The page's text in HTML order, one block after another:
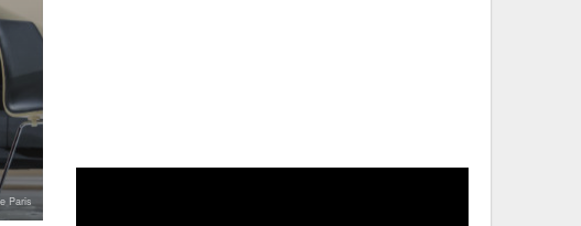
Paris